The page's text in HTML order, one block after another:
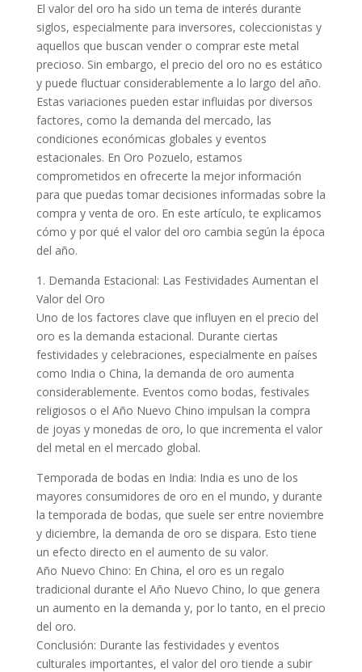
El valor del oro ha sido un tema de interés durante
siglos, especialmente para inversores, coleccionistas y
aquellos que buscan vender o comprar este metal
precioso. Sin embargo, el precio del oro no es estático
y puede fluctuar considerablemente a lo largo del año.
Estas variaciones pueden estar influidas por diversos
factores, como la demanda del mercado, las
condiciones económicas globales y eventos
estacionales. En Oro Pozuelo, estamos
comprometidos en ofrecerte la mejor información
para que puedas tomar decisiones informadas sobre la
compra y venta de oro. En este artículo, te explicamos
cómo y por qué el valor del oro cambia según la época
del año.
1. Demanda Estacional: Las Festividades Aumentan el
Valor del Oro
Uno de los factores clave que influyen en el precio del
oro es la demanda estacional. Durante ciertas
festividades y celebraciones, especialmente en países
como India o China, la demanda de oro aumenta
considerablemente. Eventos como bodas, festivales
religiosos o el Año Nuevo Chino impulsan la compra
de joyas y monedas de oro, lo que incrementa el valor
del metal en el mercado global.
Temporada de bodas en India: India es uno de los
mayores consumidores de oro en el mundo, y durante
la temporada de bodas, que suele ser entre noviembre
y diciembre, la demanda de oro se dispara. Esto tiene
un efecto directo en el aumento de su valor.
Año Nuevo Chino: En China, el oro es un regalo
tradicional durante el Año Nuevo Chino, lo que genera
un aumento en la demanda y, por lo tanto, en el precio
del oro.
Conclusión: Durante las festividades y eventos
culturales importantes, el valor del oro tiende a subir